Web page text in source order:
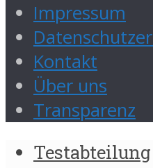
Impressum
Kontakt
Über uns
Transparenz
Testabteilung